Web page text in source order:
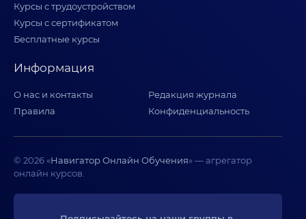
Курсы с трудоустройством
Курсы с сертификатом
Бесплатные курсы
Информация
О нас и контакты
Редакция журнала
Правила
Конфиденциальность
© 2026 «Навигатор Онлайн Обучения» — агрегатор
онлайн курсов.